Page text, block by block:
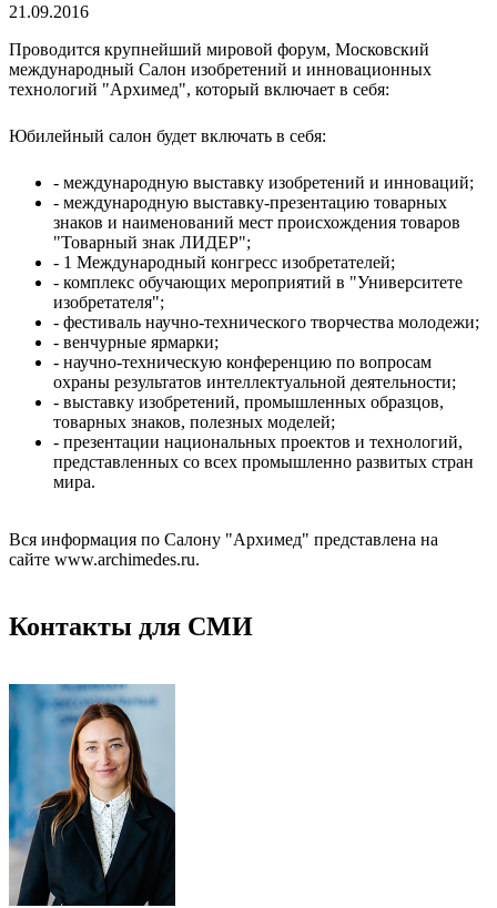
21.09.2016
Проводится крупнейший мировой форум, Московский
международный Салон изобретений и инновационных
технологий "Архимед", который включает в себя:
Юбилейный салон будет включать в себя:
- международную выставку изобретений и инноваций;
- международную выставку-презентацию товарных
знаков и наименований мест происхождения товаров
"Товарный знак ЛИДЕР";
- 1 Международный конгресс изобретателей;
- комплекс обучающих мероприятий в "Университете
изобретателя";
- фестиваль научно-технического творчества молодежи;
- венчурные ярмарки;
- научно-техническую конференцию по вопросам
охраны результатов интеллектуальной деятельности;
- выставку изобретений, промышленных образцов,
товарных знаков, полезных моделей;
- презентации национальных проектов и технологий,
представленных со всех промышленно развитых стран
мира.
Вся информация по Салону "Архимед" представлена на
сайте www.archimedes.ru.
Контакты для СМИ